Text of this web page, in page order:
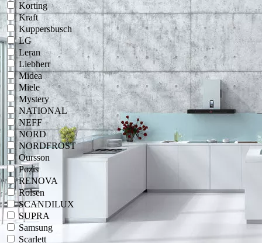
Korting
Kraft
Kuppersbusch
LG
Leran
Liebherr
Midea
Miele
Mystery
NATIONAL
NEFF
NORD
NORDFROST
Oursson
Pozis
RENOVA
Rolsen
SCANDILUX
SUPRA
Samsung
Scarlett